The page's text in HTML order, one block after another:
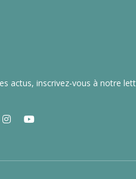
actus, inscrivez-vous à notre